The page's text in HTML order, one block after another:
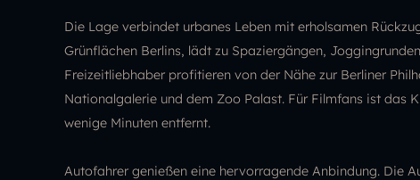
Die Lage verbindet urbanes Leben mit erholsamen
Grünflächen Berlins, lädt zu Spaziergängen,
Freizeitliebhaber profitieren von der Nähe zur Berliner
Nationalgalerie und dem Zoo Palast. Für Filmfans ist das
wenige Minuten entfernt.
Autofahrer genießen eine hervorragende Anbindung. Die